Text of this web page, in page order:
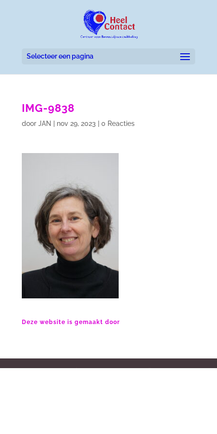
Selecteer een pagina
IMG-9838
door JAN nov 29, 2023 0 Reacties
Deze website is gemaakt door